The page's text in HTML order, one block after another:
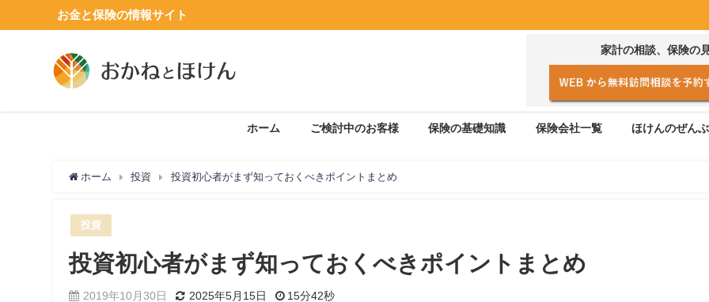
お金と保険の情報サイト
家計の相談、保険の
ホーム ご検討中のお客様 保険の基礎知識 保険会社一覧 ほけんのぜん
ホーム 投資 投資初心者がまず知っておくべきポイントまとめ
投資
投資初心者がまず知っておくべきポイントまとめ
2019年10月30日 2025年5月15日 15分42秒